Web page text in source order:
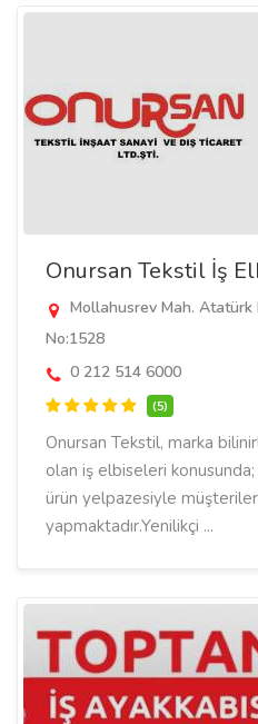
Onursan Tekstil İş
Mollahusrev Mah. Atatürk
No:1528
0 212 514 6000
(5)
Onursan Tekstil, marka
olan iş elbiseleri
ürün yelpazesiyle
yapmaktadır.Yenilikçi ...